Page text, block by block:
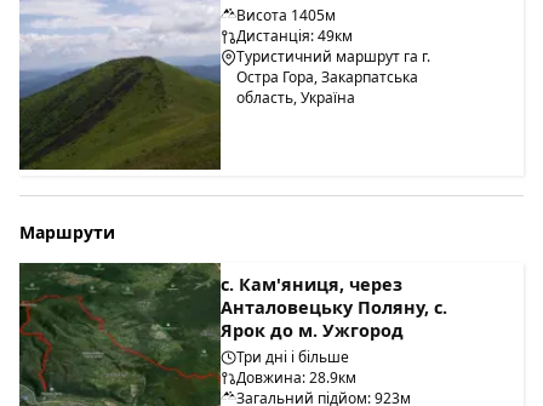
Висота 1405м
Дистанція: 49км
Туристичний маршрут га г.
Остра Гора, Закарпатська
область, Україна
Маршрути
с. Кам'яниця, через
Анталовецьку Поляну, с.
Ярок до м. Ужгород
Три дні і більше
Довжина: 28.9км
Загальний підйом: 923м